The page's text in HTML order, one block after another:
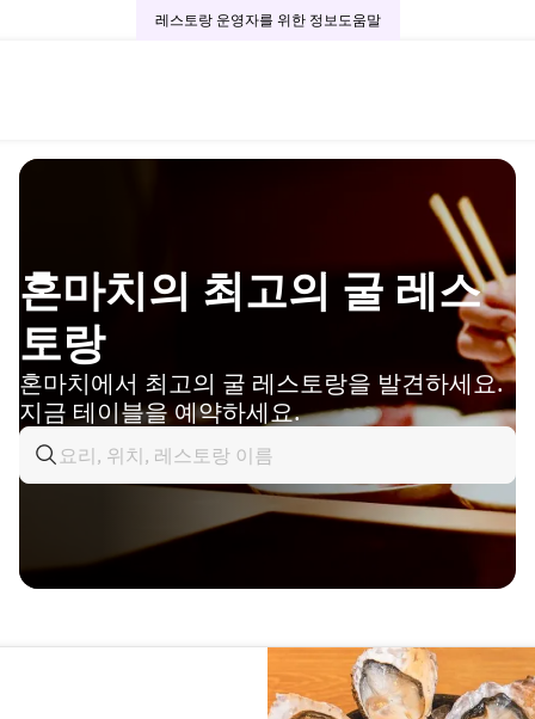
레스토랑 운영자를 위한 정보도움말
혼마치의 최고의 굴 레스
토랑
혼마치에서 최고의 굴 레스토랑을 발견하세요.
지금 테이블을 예약하세요.